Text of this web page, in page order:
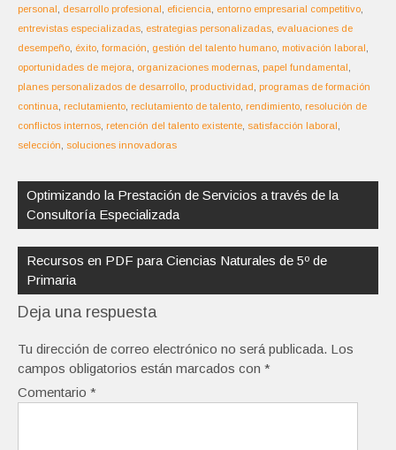
personal
desarrollo profesional eficiencia entorno empresarial competitivo
entrevistas especializadas estrategias personalizadas evaluaciones de
desempeño éxito formación gestión del talento humano motivación laboral
oportunidades de mejora
organizaciones modernas papel fundamental
planes personalizados de desarrollo productividad
programas de formación
continua
reclutamiento reclutamiento de talento rendimiento resolución de
conflictos internos retención del talento existente satisfacción laboral
selección
soluciones innovadoras
de
entradas
Optimizando la Prestación de Servicios a través de la
Consultoría Especializada
Recursos en PDF para Ciencias Naturales de 5º de
Primaria
Deja una respuesta
Tu dirección de correo electrónico no será publicada. Los
campos obligatorios están marcados con *
Comentario *